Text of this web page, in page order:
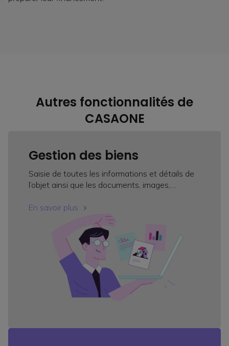
Autres fonctionnalités de
CASAONE
Gestion des biens
Saisie de toutes les informations et détails de
l’objet ainsi que les documents, images,…
En savoir plus